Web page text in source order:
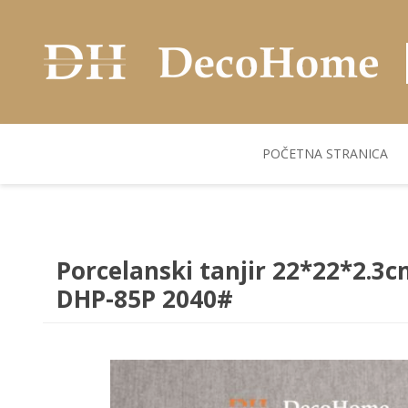
POČETNA STRANICA
PANELI
Porcelanski tanjir
DHP-85P 2040#